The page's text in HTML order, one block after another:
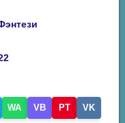
WA VB PT VK